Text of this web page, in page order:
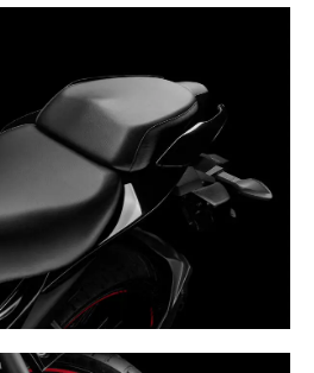
DEPORTIVO
para adaptarse al carácter
configuración del asiento no
dinámico a la apariencia de la
asegura un fácil acceso al
de contacto del asiento con la
del muslo.